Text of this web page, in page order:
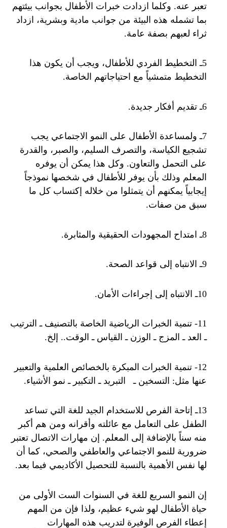
تعبر عنه. وكلما ازدادت خبرات الأطفال بجوانب بيئتهم
بما تشمله هذه البيئة من جوانب مادية وبشرية، ازداد
ثراء لعبهم بصفة عامة.
5ـ التخطيط الفردي للأطفال، ويجب أن يكون هذا
التخطيط متمشياً مع احتياجاتهم الخاصة.
6ـ تقديم أفكار جديدة.
7ـ ولمساعدة الأطفال على النمو الاجتماعي يجب
تشجيع الكياسة، والتصرف السليم، والصبر، والقدرة
على التحمل والتعاون. وكل هذا يمكن أن يوفره
المعلم وذلك بأن يوفر للأطفال في شخصها نموذجاً
إيجابياً يمكنهم أن يتمثلوا من خلاله إكتساب كل ما
سبق من صفات.
8ـ امتداح المجهودات الحقيقية والمثابرة.
9ـ الانتباه إلى قواعد الصحة.
10ـ الانتباه إلى إجراءات الأمان.
11- تنمية الخبرات الرياضية الخاصة بالتصنيف ـ الترتيب
ـ العد ـ المزج ـ الوزن ـ القياس ـ الوقت.. إلخ.
12- تنمية الخبرات المبكرة بالخصائص العلمية والتعبير
عنها مثل: التسخين ـ التبريد ـ التكبير ـ نمو الأشياء.
13ـ إتاحة الفرص للاستخدام الجيد للغة التي تساعد
الطفل على التعامل مع عائلته وأقرانه ومن هم أكبر
منه سناً بالإضافة إلى المعلم. إن مهارات الاتصال تعتبر
ضرورية للنمو الاجتماعي والعاطفي والصحي، كما أن
لها نفس الأهمية بالنسبة للتحصيل الأكاديمي فيما بعد.
إن النمو السريع للغة في السنوات الست الأولى من
حياة الأطفال لهو شيء عظيم، ولذا فإن من المهم
إعطاء الفرص الوفيرة لتدريب هذه المهارات